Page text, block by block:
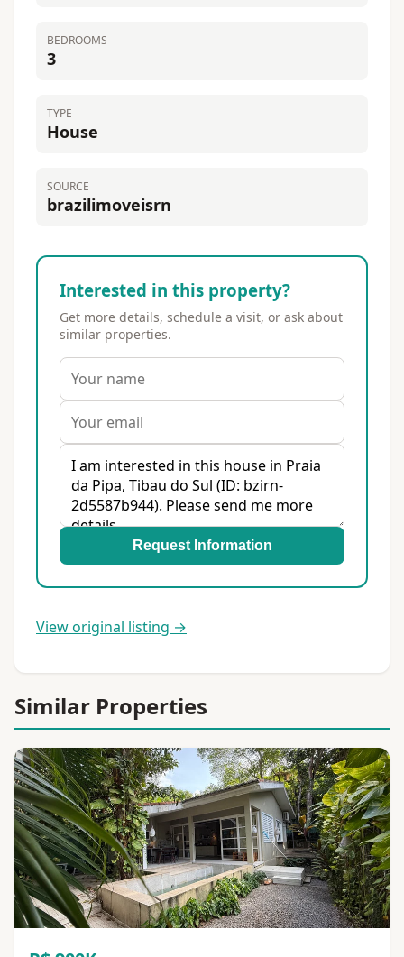
BEDROOMS
3
TYPE
House
SOURCE
brazilimoveisrn
Interested in this property?
Get more details, schedule a visit, or ask about
similar properties.
Request Information
View original listing →
Similar Properties